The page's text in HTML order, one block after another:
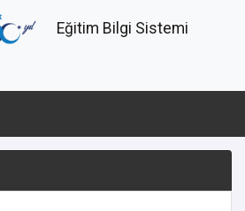
Eğitim Bilgi Sistemi